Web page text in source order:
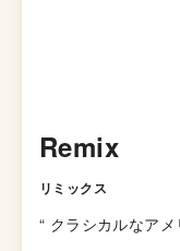
Remix
リミックス
“ クラシカルなア